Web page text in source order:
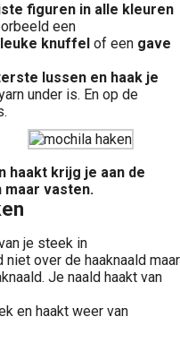
figuren in alle kleuren
een
leuke knuffel of een gave
lussen en haak je
under is. En op de
haakt krijg je aan de
maar vasten.
je steek in
over de haaknaald maar
Je naald haakt van
en haakt weer van